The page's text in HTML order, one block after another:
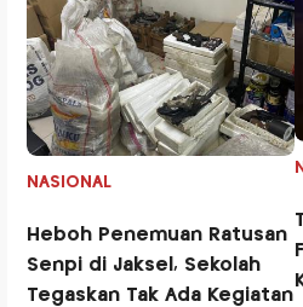
NASIONAL
Heboh Penemuan Ratusan
Senpi di Jaksel, Sekolah
Tegaskan Tak Ada Kegiatan
Tim 9